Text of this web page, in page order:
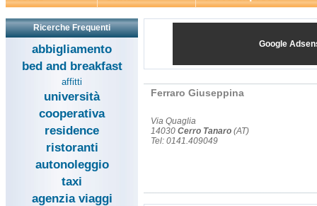
Ricerche Frequenti
abbigliamento
bed and breakfast
affitti
università
cooperativa
residence
ristoranti
autonoleggio
taxi
agenzia viaggi
Google
Ferraro Giuseppina
Via Quaglia
14030 Cerro Tanaro (AT)
Tel: 0141.409049